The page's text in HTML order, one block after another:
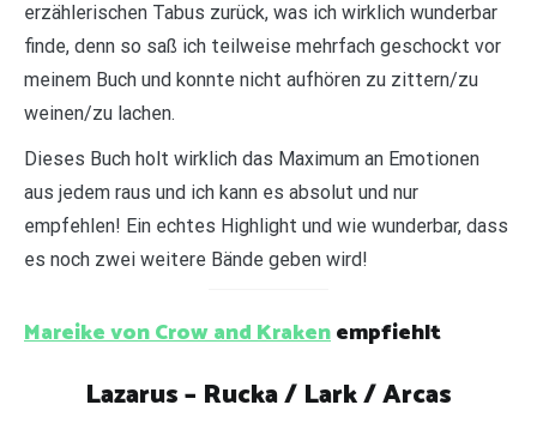
erzählerischen Tabus zurück, was ich wirklich wunderbar
finde, denn so saß ich teilweise mehrfach geschockt vor
meinem Buch und konnte nicht aufhören zu zittern/zu
weinen/zu lachen.
Dieses Buch holt wirklich das Maximum an Emotionen
aus jedem raus und ich kann es absolut und nur
empfehlen! Ein echtes Highlight und wie wunderbar, dass
es noch zwei weitere Bände geben wird!
Mareike von Crow and Krakenempfiehlt
Lazarus – Rucka / Lark / Arcas